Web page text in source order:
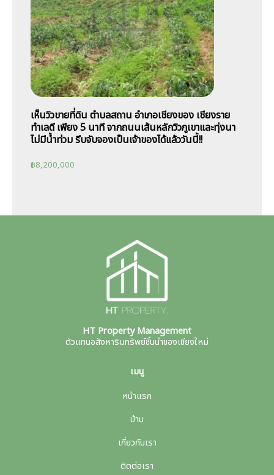
เห็นวิวขายที่ดิน ตำบลสถาน อำเภอเชียงของ เชียงราย
ทำเลดี เพียง 5 นาที จากถนนเส้นหลักวิวภูเขาและทุ่งนา
ไม่มีน้ำท่วม รีบจับจองเป็นเจ้าของได้แล้ววันนี้!!
฿8,200,000
HT Property Management
ตัวแทนอสังหาริมทรัพย์ชั้นนำของเชียงใหม่
เมนู
หน้าแรก
บ้าน
เกี่ยวกับเรา
ติดต่อเรา